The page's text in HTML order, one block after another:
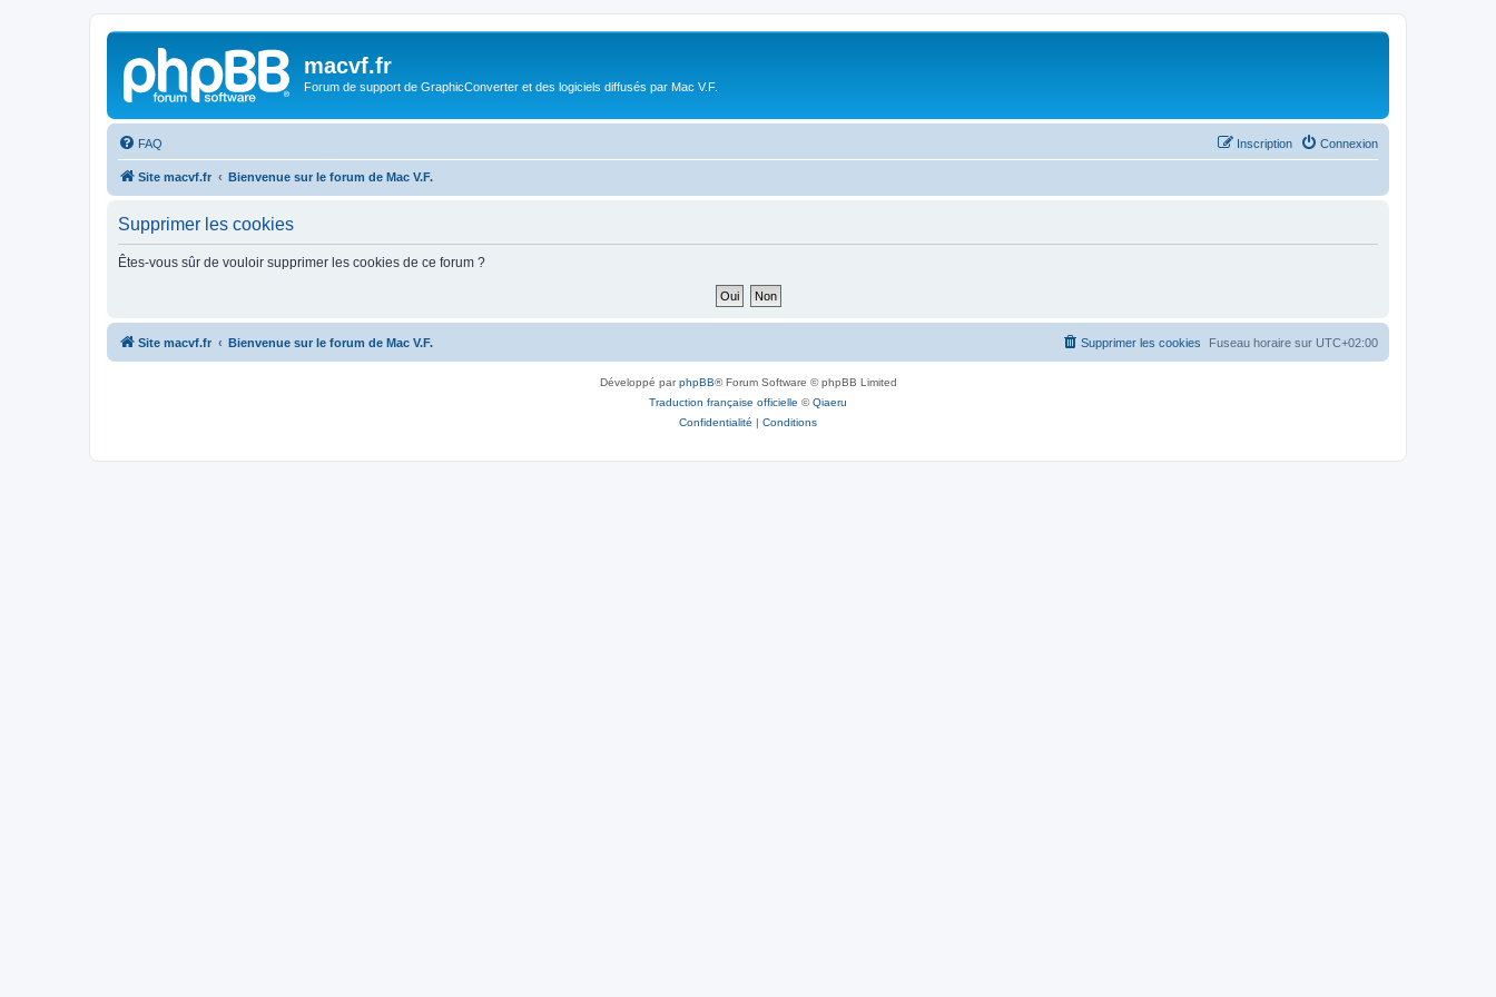
macvf.fr
Forum de support de GraphicConverter et des logiciels diffusés par Mac V.F.
FAQ Connexion
Inscription
Site macvf.fr Bienvenue sur le forum de Mac V.F.
Supprimer les cookies
Êtes-vous sûr de vouloir supprimer les cookies de ce forum ?
Site macvf.fr Bienvenue sur le forum de Mac V.F. Fuseau horaire sur UTC+02:00
Supprimer les cookies
Développé parphpBB® Forum Software © phpBB Limited
Traduction française officielle ©Qiaeru
Confidentialité | Conditions